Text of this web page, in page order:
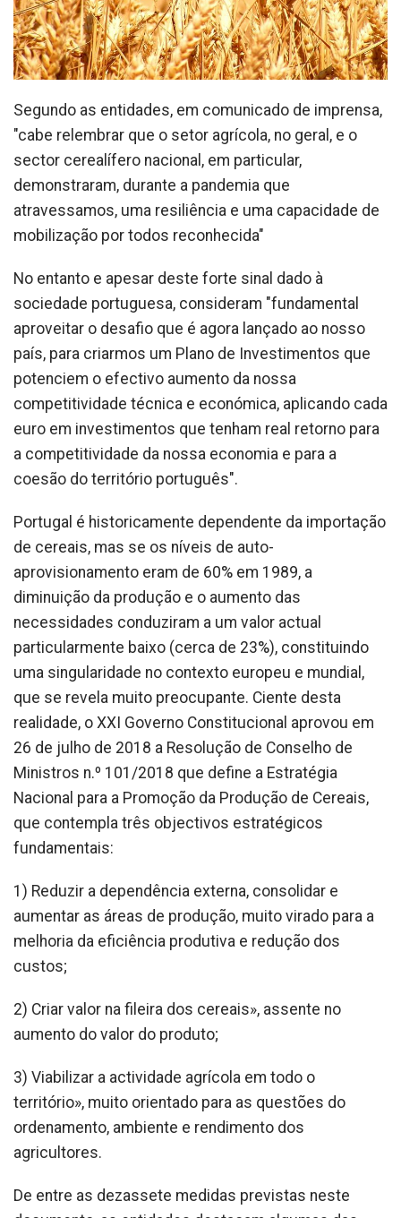
Segundo as entidades, em comunicado de imprensa,
"cabe relembrar que o setor agrícola, no geral, e o
sector cerealífero nacional, em particular,
demonstraram, durante a pandemia que
atravessamos, uma resiliência e uma capacidade de
mobilização por todos reconhecida"
No entanto e apesar deste forte sinal dado à
sociedade portuguesa, consideram "fundamental
aproveitar o desafio que é agora lançado ao nosso
país, para criarmos um Plano de Investimentos que
potenciem o efectivo aumento da nossa
competitividade técnica e económica, aplicando cada
euro em investimentos que tenham real retorno para
a competitividade da nossa economia e para a
coesão do território português".
Portugal é historicamente dependente da importação
de cereais, mas se os níveis de auto-
aprovisionamento eram de 60% em 1989, a
diminuição da produção e o aumento das
necessidades conduziram a um valor actual
particularmente baixo (cerca de 23%), constituindo
uma singularidade no contexto europeu e mundial,
que se revela muito preocupante. Ciente desta
realidade, o XXI Governo Constitucional aprovou em
26 de julho de 2018 a Resolução de Conselho de
Ministros n.º 101/2018 que define a Estratégia
Nacional para a Promoção da Produção de Cereais,
que contempla três objectivos estratégicos
fundamentais:
1) Reduzir a dependência externa, consolidar e
aumentar as áreas de produção, muito virado para a
melhoria da eficiência produtiva e redução dos
custos;
2) Criar valor na fileira dos cereais», assente no
aumento do valor do produto;
3) Viabilizar a actividade agrícola em todo o
território», muito orientado para as questões do
ordenamento, ambiente e rendimento dos
agricultores.
De entre as dezassete medidas previstas neste